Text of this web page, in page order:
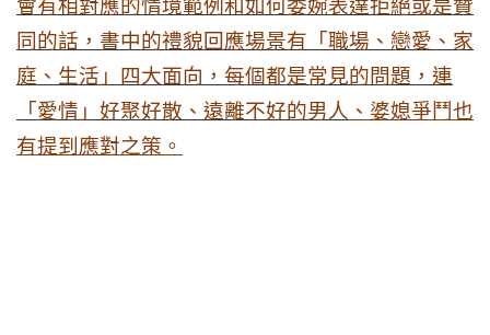
會有相對應的情境範例和如何委婉表達拒絕或是贊
同的話，書中的禮貌回應場景有「職場、戀愛、家
庭、生活」四大面向，每個都是常見的問題，連
「愛情」好聚好散、遠離不好的男人 、婆媳爭鬥也
有提到應對之策。